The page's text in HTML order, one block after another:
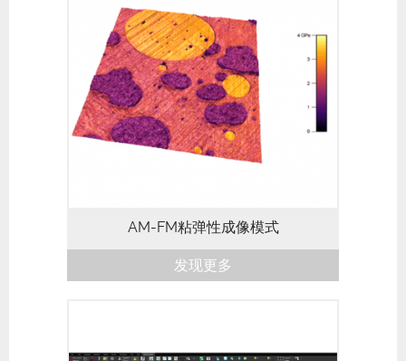
Jupiter AFM 上的AM-FM模式结合了标准
轻敲模式与纳米力学性能成像的优势特点。
标准轻敲模式提供非破坏性、高分辨率的形
貌成像，而分析第二种更高频的共振行为，
可以定量估测材料的弹性模量和损耗模量以
及针尖样品耗散...
AM-FM粘弹性成像模式
发现更多